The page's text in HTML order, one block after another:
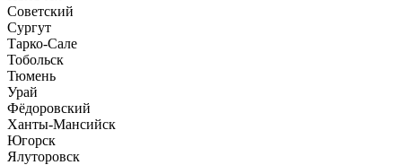
Советский
Сургут
Тарко-Сале
Тобольск
Тюмень
Урай
Фёдоровский
Ханты-Мансийск
Югорск
Ялуторовск